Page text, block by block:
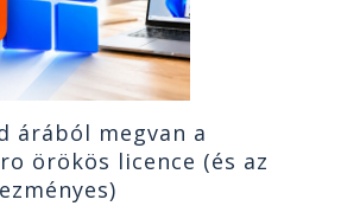
árából megvan a
örökös licence (és az